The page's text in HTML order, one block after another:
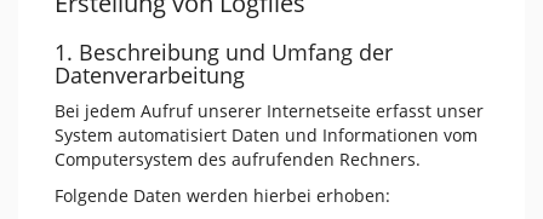
1. Beschreibung und Umfang der
Datenverarbeitung
Bei jedem Aufruf unserer Internetseite erfasst unser
System automatisiert Daten und Informationen vom
Computersystem des aufrufenden Rechners.
Folgende Daten werden hierbei erhoben: